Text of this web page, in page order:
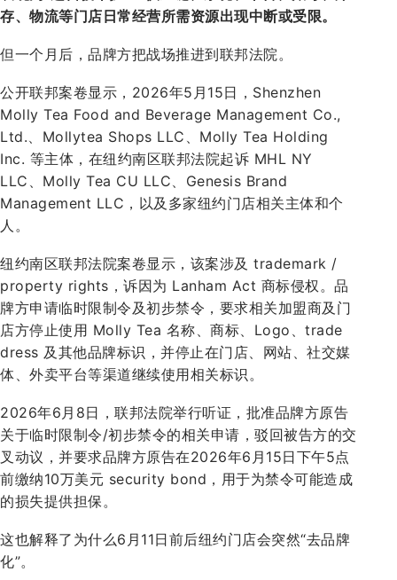
存、物流等门店日常经营所需资源出现中断或受限。
但一个月后，品牌方把战场推进到联邦法院。
公开联邦案卷显示，2026年5月15日，Shenzhen
Molly Tea Food and Beverage Management Co.,
Ltd.、Mollytea Shops LLC、Molly Tea Holding
Inc. 等主体，在纽约南区联邦法院起诉 MHL NY
LLC、Molly Tea CU LLC、Genesis Brand
Management LLC，以及多家纽约门店相关主体和个
人。
纽约南区联邦法院案卷显示，该案涉及 trademark /
property rights，诉因为 Lanham Act 商标侵权。品
牌方申请临时限制令及初步禁令，要求相关加盟商及门
店方停止使用 Molly Tea 名称、商标、Logo、trade
dress 及其他品牌标识，并停止在门店、网站、社交媒
体、外卖平台等渠道继续使用相关标识。
2026年6月8日，联邦法院举行听证，批准品牌方原告
关于临时限制令/初步禁令的相关申请，驳回被告方的交
叉动议，并要求品牌方原告在2026年6月15日下午5点
前缴纳10万美元 security bond，用于为禁令可能造成
的损失提供担保。
这也解释了为什么6月11日前后纽约门店会突然“去品牌
化”。